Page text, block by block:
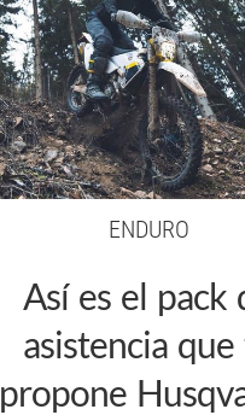
ENDURO
Así es el pack
asistencia
propone